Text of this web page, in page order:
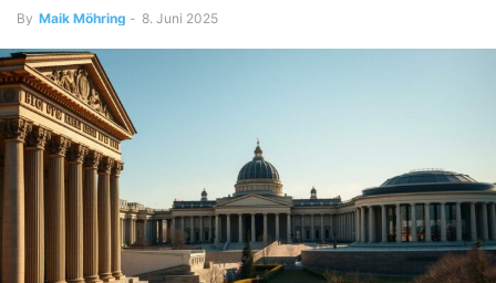
By Maik Möhring - 8. Juni 2025